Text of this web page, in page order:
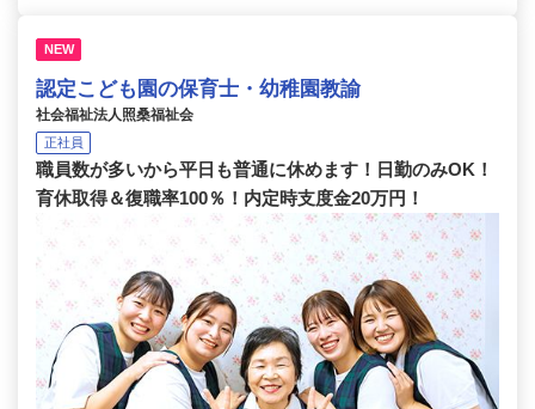
NEW
認定こども園の保育士・幼稚園教諭
社会福祉法人照桑福祉会
正社員
職員数が多いから平日も普通に休めます！日勤のみOK！
育休取得＆復職率100％！内定時支度金20万円！